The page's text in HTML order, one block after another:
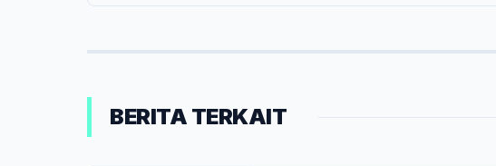
BERITA TERKAIT